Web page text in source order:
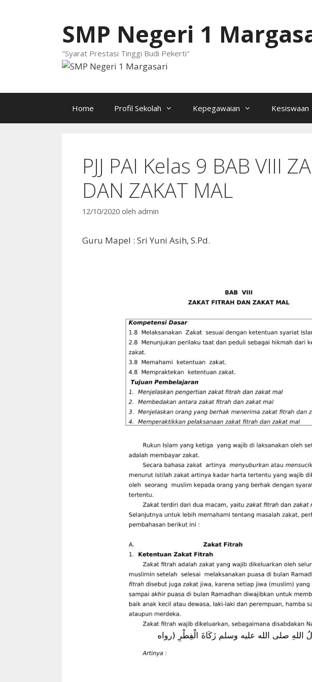
SMP Negeri 1
"Syarat Prestasi Tinggi Budi Pekerti"
Home Profil Sekolah Kepegawaian Kesiswaan
PJJ PAI Kelas 9 BAB VIII
DAN ZAKAT MAL
12/10/2020 oleh admin
Guru Mapel : Sri Yuni Asih, S.Pd.